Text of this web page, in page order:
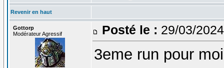
Revenir en haut
Gottorp
Modérateur Agressif
Posté le : 29/03/
3eme run pour moi